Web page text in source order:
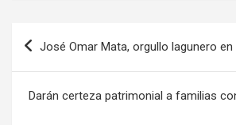
Navegación
José Omar Mata, orgullo lagunero
Darán certeza patrimonial a familias